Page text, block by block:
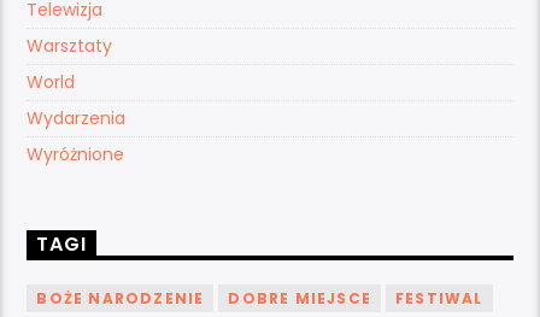
Telewizja
Warsztaty
World
Wydarzenia
Wyróżnione
TAGI
BOŻE NARODZENIE DOBRE MIEJSCE
FESTIWAL